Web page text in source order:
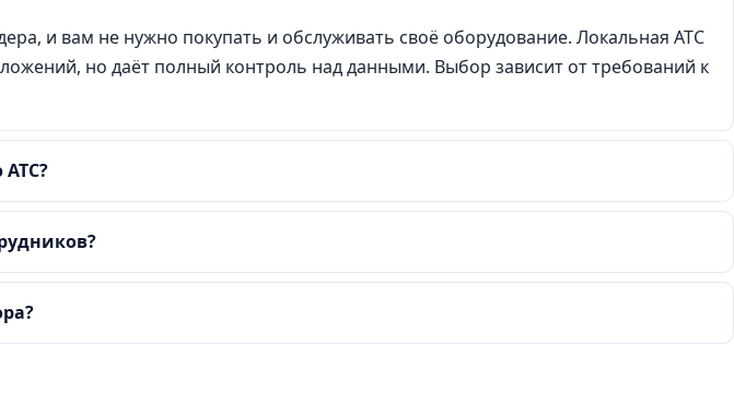
и вам не нужно покупать и обслуживать своё оборудование. Локальная АТС
но даёт полный контроль над данными. Выбор зависит от требований к